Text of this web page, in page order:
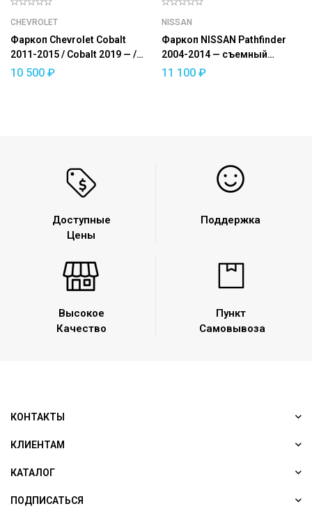
CHEVROLET
Фаркоп Chevrolet Cobalt
2011-2015 / Cobalt 2019 — /
Ravon R4 2016-2020 —
10 500 ₽
NISSAN
Фаркоп NISSAN Pathfinder
2004-2014 — съемный
квадрат
11 100 ₽
Высокое
Качество
Доступные
Цены
Пункт
Самовывоза
Поддержка
КОНТАКТЫ
КЛИЕНТАМ
КАТАЛОГ
ПОДПИСАТЬСЯ